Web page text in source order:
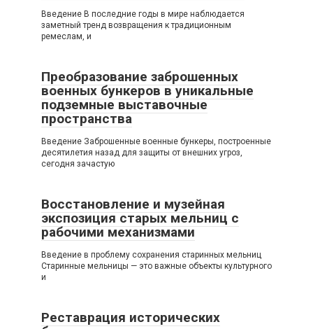
Введение В последние годы в мире наблюдается
заметный тренд возвращения к традиционным
ремеслам, и
Преобразование заброшенных
военных бункеров в уникальные
подземные выставочные
пространства
Введение Заброшенные военные бункеры, построенные
десятилетия назад для защиты от внешних угроз,
сегодня зачастую
Восстановление и музейная
экспозиция старых мельниц с
рабочими механизмами
Введение в проблему сохранения старинных мельниц
Старинные мельницы — это важные объекты культурного
и
Реставрация исторических